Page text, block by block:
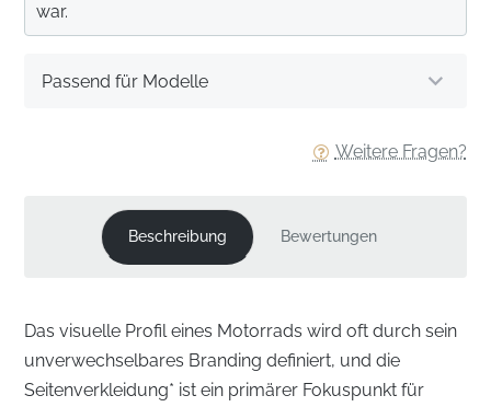
Weitere Fragen?
Passend für Modelle
war.
Beschreibung Bewertungen
Das visuelle Profil eines Motorrads wird oft durch sein
unverwechselbares Branding definiert, und die
Seitenverkleidung* ist ein primärer Fokuspunkt für